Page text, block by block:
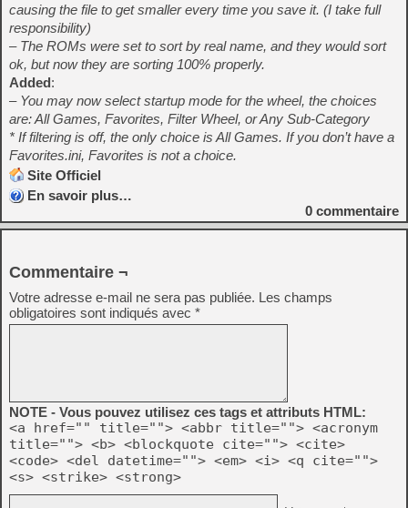
causing the file to get smaller every time you save it. (I take full
responsibility)
– The ROMs were set to sort by real name, and they would sort
ok, but now they are sorting 100% properly.
Added:
– You may now select startup mode for the wheel, the choices
are: All Games, Favorites, Filter Wheel, or Any Sub-Category
* If filtering is off, the only choice is All Games. If you don’t have a
Favorites.ini, Favorites is not a choice.
Site Officiel
En savoir plus…
0 commentaire
Commentaire ¬
Votre adresse e-mail ne sera pas publiée. Les champs
obligatoires sont indiqués avec *
NOTE - Vous pouvez utilisez ces tags et attributs HTML:
<a href="" title=""> <abbr title=""> <acronym
title=""> <b> <blockquote cite=""> <cite>
<code> <del datetime=""> <em> <i> <q cite="">
<s> <strike> <strong>